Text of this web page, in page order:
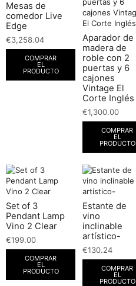
Mesas de
comedor Live
Edge
€3,258.04
COMPRAR
EL
PRODUCTO
Aparador de
madera de
roble con 2
puertas y 6
cajones
Vintage El
Corte Inglés
€1,300.00
COMPRAR
EL
PRODUCTO
Set of 3
Pendant Lamp
Vino 2 Clear
€199.00
COMPRAR
EL
PRODUCTO
Estante de
vino
inclinable
artístico-
€130.24
COMPRAR
EL
PRODUCTO